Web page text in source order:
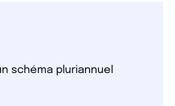
schéma pluriannuel